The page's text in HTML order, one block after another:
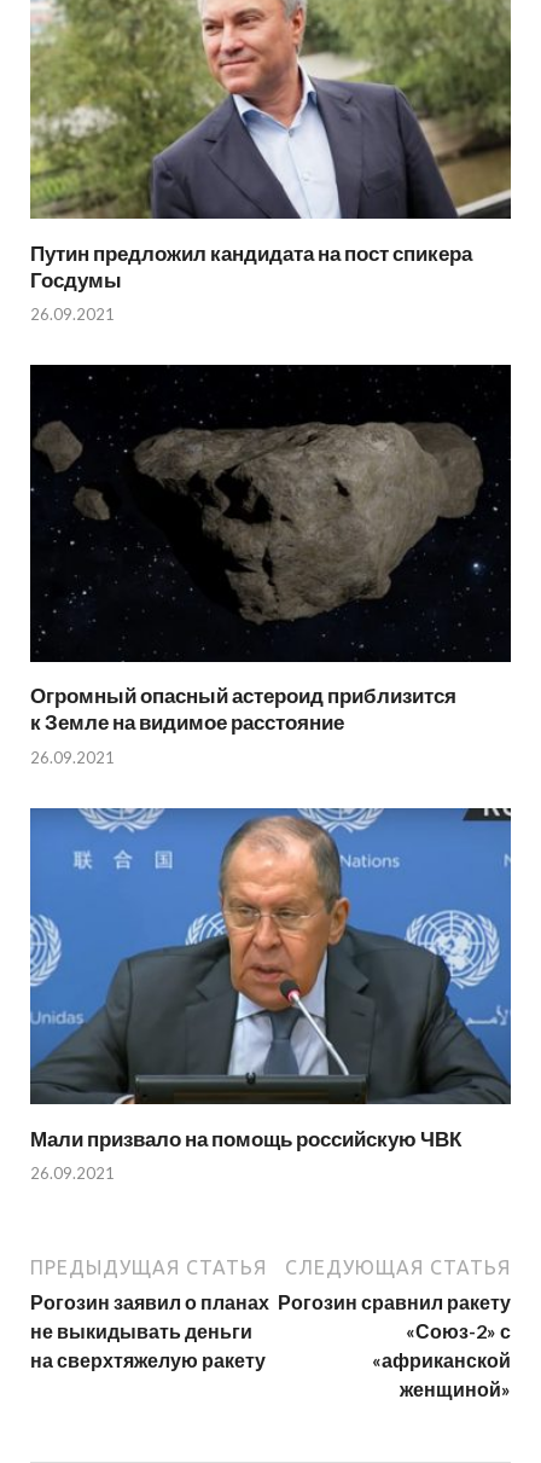
Путин предложил кандидата на пост спикера
Госдумы
26.09.2021
Огромный опасный астероид приблизится
к Земле на видимое расстояние
26.09.2021
Мали призвало на помощь российскую ЧВК
26.09.2021
ПРЕДЫДУЩАЯ СТАТЬЯ
Рогозин заявил о планах
не выкидывать деньги
на сверхтяжелую ракету
СЛЕДУЮЩАЯ СТАТЬЯ
Рогозин сравнил ракету
«Союз-2» с
«африканской
женщиной»